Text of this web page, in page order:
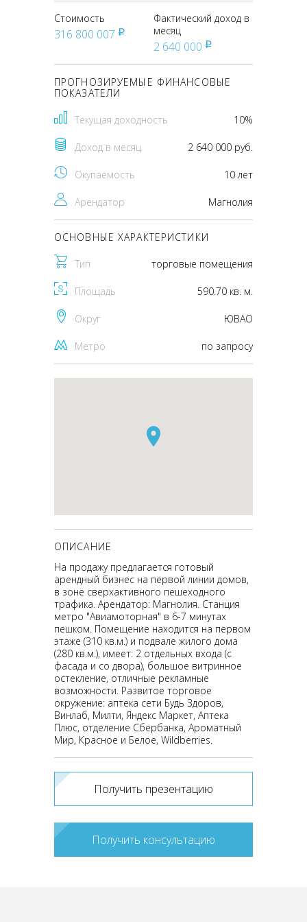
Стоимость
316 800 007 pуб
Фактический доход в
месяц
2 640 000 pуб
ПРОГНОЗИРУЕМЫЕ ФИНАНСОВЫЕ
ПОКАЗАТЕЛИ
Текущая доходность 10%
Доход в месяц 2 640 000 руб.
Окупаемость 10 лет
Арендатор Магнолия
ОСНОВНЫЕ ХАРАКТЕРИСТИКИ
Тип торговые помещения
Площадь 590.70 кв. м.
Округ ЮВАО
Метро по запросу
ОПИСАНИЕ
На продажу предлагается готовый
арендный бизнес на первой линии домов,
в зоне сверхактивного пешеходного
трафика. Арендатор: Магнолия. Станция
метро "Авиамоторная" в 6-7 минутах
пешком. Помещение находится на первом
этаже (310 кв.м.) и подвале жилого дома
(280 кв.м.), имеет: 2 отдельных входа (с
фасада и со двора), большое витринное
остекление, отличные рекламные
возможности. Развитое торговое
окружение: аптека сети Будь Здоров,
Винлаб, Милти, Яндекс Маркет, Аптека
Плюс, отделение Сбербанка, Ароматный
Мир, Красное и Белое, Wildberries.
Получить презентацию
Получить консультацию